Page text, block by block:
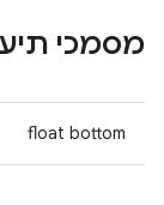
מסמכי
float bottom